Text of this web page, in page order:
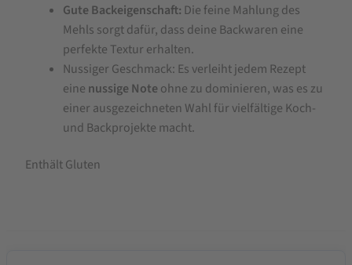
Gute Backeigenschaft: Die feine Mahlung des
Mehls sorgt dafür, dass deine Backwaren eine
perfekte Textur erhalten.
Nussiger Geschmack: Es verleiht jedem Rezept
eine nussige Note ohne zu dominieren, was es zu
einer ausgezeichneten Wahl für vielfältige Koch-
und Backprojekte macht.
Enthält Gluten